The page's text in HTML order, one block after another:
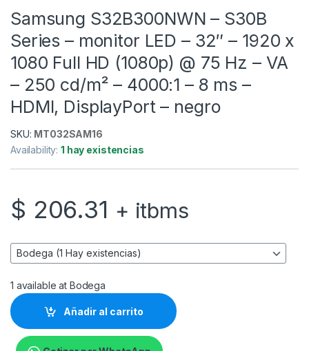
Samsung S32B300NWN – S30B
Series – monitor LED – 32″ – 1920 x
1080 Full HD (1080p) @ 75 Hz – VA
– 250 cd/m² – 4000:1 – 8 ms –
HDMI, DisplayPort – negro
SKU: MT032SAM16
Availability:1 hay existencias
$ 206.31 + itbms
1 available at Bodega
Añadir al carrito